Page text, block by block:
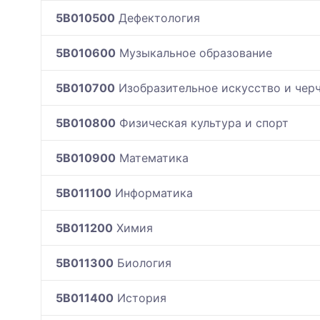
5B010500 Дефектология
5B010600 Музыкальное образование
5B010700 Изобразительное искусство и
5B010800 Физическая культура и спорт
5B010900 Математика
5B011100 Информатика
5B011200 Химия
5B011300 Биология
5B011400 История